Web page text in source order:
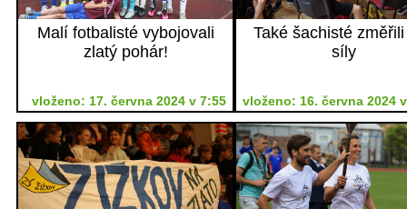
Malí fotbalisté vybojovali
zlatý pohár!
vloženo: 17. června 2024 v 7:55
Také šachisté
síly
vloženo: 16. června 2024